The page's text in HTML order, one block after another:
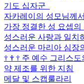
기도 십자군
자카레이의 성모님께
가장 정결한 성 요셉의
성스러운 사랑과 일치
성스러운 마리아 심장
† † † 주 예수 그리스도
약 제조를 위한 지침
메달 및 스캡룰라리